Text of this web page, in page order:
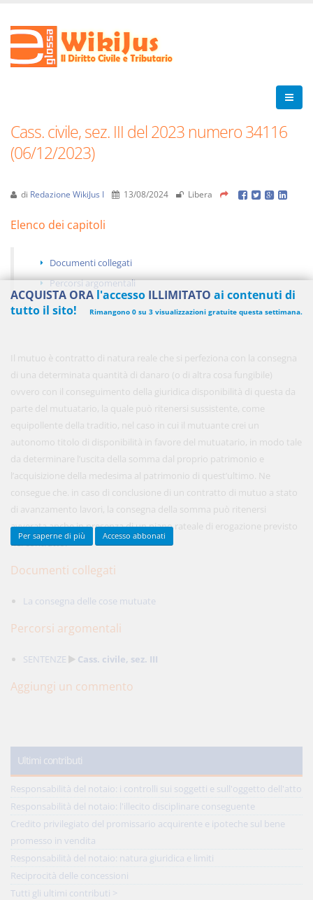
Cass. civile, sez. III del 2023 numero 34116
(06/12/2023)
di Redazione WikiJus I 13/08/2024 Libera
Elenco dei capitoli
Documenti collegati
Percorsi argomentali
Il mutuo è contratto di natura reale che si perfeziona con la consegna
di una determinata quantità di danaro (o di altra cosa fungibile)
ovvero con il conseguimento della giuridica disponibilità di questa da
parte del mutuatario, la quale può ritenersi sussistente, come
equipollente della traditio, nel caso in cui il mutuante crei un
autonomo titolo di disponibilità in favore del mutuatario, in modo tale
da determinare l’uscita della somma dal proprio patrimonio e
l’acquisizione della medesima al patrimonio di quest’ultimo. Ne
consegue che. in caso di conclusione di un contratto di mutuo a stato
di avanzamento lavori, la consegna della somma può ritenersi
avverata anche in presenza di un piano rateale di erogazione previsto
nel contratto.
Documenti collegati
La consegna delle cose mutuate
Percorsi argomentali
SENTENZE Cass. civile, sez. III
Aggiungi un commento
Ultimi contributi
Responsabilità del notaio: i controlli sui soggetti e sull'oggetto dell'atto
Responsabilità del notaio: l'illecito disciplinare conseguente
Credito privilegiato del promissario acquirente e ipoteche sul bene
promesso in vendita
Responsabilità del notaio: natura giuridica e limiti
Reciprocità delle concessioni
Tutti gli ultimi contributi >
ACQUISTA ORA l'accesso ILLIMITATO ai contenuti di
tutto il sito!
Rimangono 0 su 3 visualizzazioni gratuite questa settimana.
450,00 €ANNUALI
570.00€ risparmi il 21%!
Acquista ora
Acquista ora
Per saperne di più Accesso abbonati